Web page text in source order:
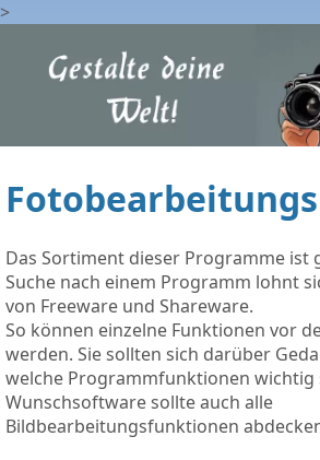
>
Das Sortiment dieser Programme ist
Suche nach einem Programm lohnt
von Freeware und Shareware.
So können einzelne Funktionen vor
werden. Sie sollten sich darüber
welche Programmfunktionen wichtig
Wunschsoftware sollte auch alle
Bildbearbeitungsfunktionen